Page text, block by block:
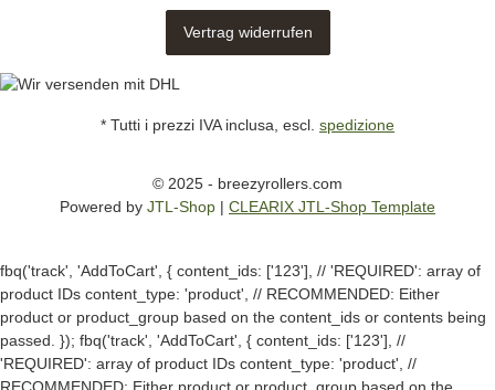
Vertrag widerrufen
* Tutti i prezzi IVA inclusa, escl. spedizione
© 2025 - breezyrollers.com
Powered by JTL-Shop | CLEARIX JTL-Shop Template
fbq('track', 'AddToCart', { content_ids: ['123'], // 'REQUIRED': array of
product IDs content_type: 'product', // RECOMMENDED: Either
product or product_group based on the content_ids or contents being
passed. }); fbq('track', 'AddToCart', { content_ids: ['123'], //
'REQUIRED': array of product IDs content_type: 'product', //